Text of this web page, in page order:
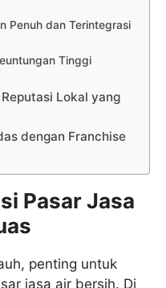
Penuh dan Terintegrasi
Tinggi
Lokal yang
dengan Franchise
Pasar Jasa
penting untuk
jasa air bersih. Di